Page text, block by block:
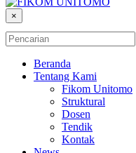
×
Beranda
Tentang Kami
Fikom Unitomo
Struktural
Dosen
Tendik
Kontak